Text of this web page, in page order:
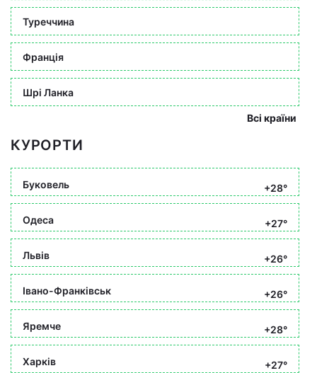
Туреччина
Франція
Шрі Ланка
Всі країни
КУРОРТИ
Буковель +28°
Одеса +27°
Львів +26°
Івано-Франківськ +26°
Яремче +28°
Харків
+27°